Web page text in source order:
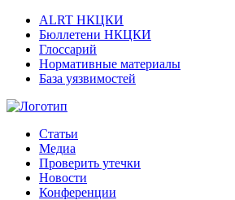
ALRT НКЦКИ
Бюллетени НКЦКИ
Глоссарий
Нормативные материалы
База уязвимостей
Статьи
Медиа
Проверить утечки
Новости
Конференции